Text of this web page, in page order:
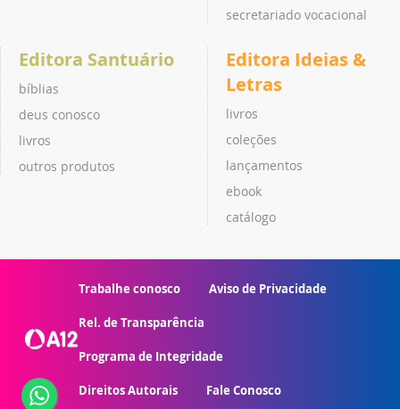
secretariado vocacional
Editora Santuário
bíblias
deus conosco
livros
outros produtos
Editora Ideias &
Letras
livros
coleções
lançamentos
ebook
catálogo
Trabalhe conosco Aviso de Privacidade
Rel. de Transparência
Programa de Integridade
Direitos Autorais Fale Conosco